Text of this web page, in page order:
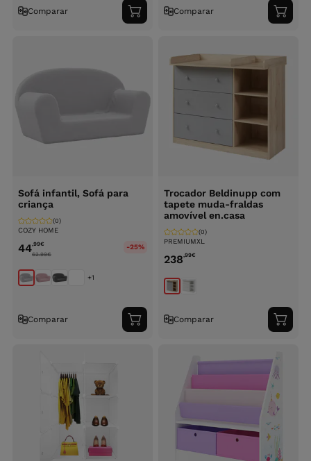
Comparar
Adicionar
ao
Comparar
ao
Sofá infantil, Sofá para
criança
COZY HOME
(0)
44,99€
62.99€
-25%
+1
Comparar
Adicionar
ao
Trocador Beldinupp com
tapete muda-fraldas
amovível en.casa
PREMIUMXL
(0)
238,99€
Comparar
ao